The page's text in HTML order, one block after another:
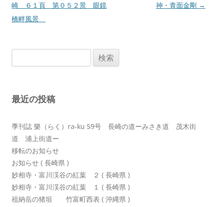
稿
ナ
ン
崎 ６１頁 第０５２景 眼鏡
橋畔風景
神・青面金剛 →
索:
最近の投稿
季刊誌 樂（らく）ra-ku 59号 長崎の道ーみさき道 茂木街
道 浦上街道ー
移転のお知らせ
お知らせ ( 長崎県 )
妙相寺・富川渓谷の紅葉 ２ ( 長崎県 )
妙相寺・富川渓谷の紅葉 １ ( 長崎県 )
祖納岳の猪垣 竹富町西表 ( 沖縄県 )